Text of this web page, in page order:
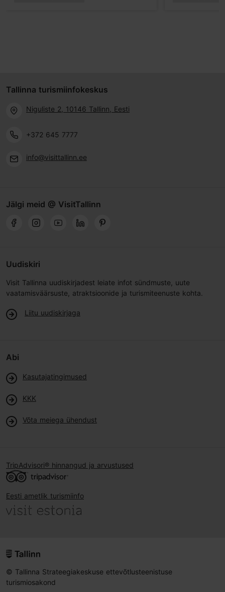
Tallinna turismiinfokeskus
Niguliste 2, 10146 Tallinn, Eesti
+372 645 7777
info@visittallinn.ee
Jälgi meid @ VisitTallinn
Uudiskiri
Visit Tallinna uudiskirjadest leiate infot sündmuste, uute
vaatamisväärsuste, atraktsioonide ja turismiteenuste kohta.
Liitu uudiskirjaga
Abi
Kasutajatingimused
KKK
Võta meiega ühendust
TripAdvisori® hinnangud ja arvustused
Eesti ametlik turismiinfo
© Tallinna Strateegiakeskuse ettevõtlusteenistuse
turismiosakond